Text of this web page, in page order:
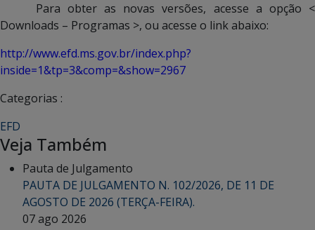
Para obter as novas versões, acesse a opção <
Downloads – Programas >, ou acesse o link abaixo:
http://www.efd.ms.gov.br/index.php?
inside=1&tp=3&comp=&show=2967
Categorias :
EFD
Veja Também
Pauta de Julgamento
PAUTA DE JULGAMENTO N. 102/2026, DE 11 DE
AGOSTO DE 2026 (TERÇA-FEIRA).
07 ago 2026